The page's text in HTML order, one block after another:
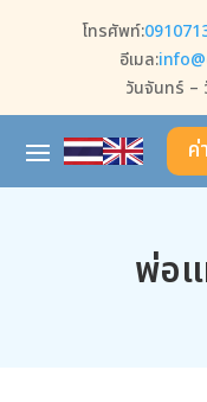
โทรศัพท์:
อีเมล:
วันจันทร์ –
ค่
พ่อแ